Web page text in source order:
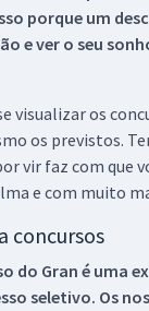
porque um
e ver o seu
visualizar os
os previstos.
vir faz com que
e com muito
concursos
do Gran é uma
seletivo. Os